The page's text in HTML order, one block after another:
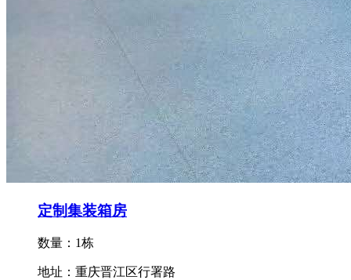
定制集装箱房
数量：1栋
地址：重庆晋江区行署路